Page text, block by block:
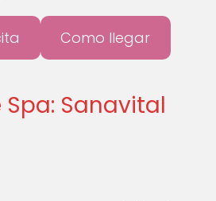
Como llegar
Sanavital